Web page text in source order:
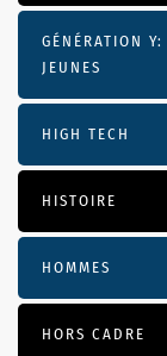
GÉNÉRATION
JEUNES
HIGH TECH
HISTOIRE
HOMMES
HORS CADRE